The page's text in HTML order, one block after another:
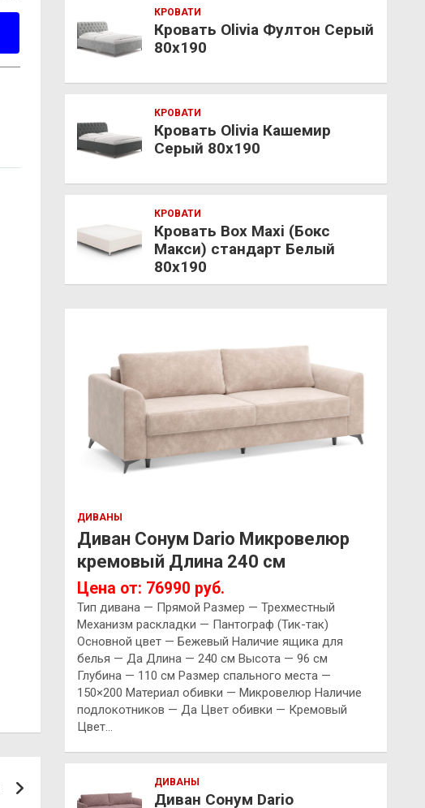
КРОВАТИ
Кровать Olivia Фултон Серый
80х190
КРОВАТИ
Кровать Olivia Кашемир
Серый 80х190
КРОВАТИ
Кровать Box Maxi (Бокс
Макси) стандарт Белый
80х190
ДИВАНЫ
Диван Сонум Dario Микровелюр
кремовый Длина 240 см
Цена от: 76990 руб.
Тип дивана — Прямой Размер — Трехместный
Механизм раскладки — Пантограф (Тик-так)
Основной цвет — Бежевый Наличие ящика для
белья — Да Длина — 240 см Высота — 96 см
Глубина — 110 см Размер спального места —
150×200 Материал обивки — Микровелюр Наличие
подлокотников — Да Цвет обивки — Кремовый
Цвет…
ДИВАНЫ
Диван Сонум Dario